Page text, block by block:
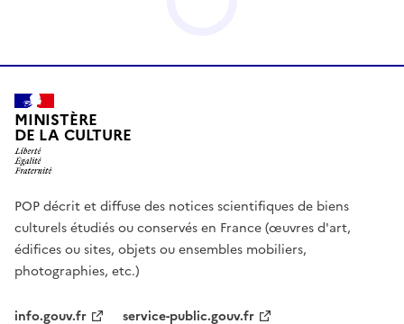
MINISTÈRE
DE LA CULTURE
POP décrit et diffuse des notices scientifiques de biens
culturels étudiés ou conservés en France (œuvres d'art,
édifices ou sites, objets ou ensembles mobiliers,
photographies, etc.)
info.gouv.fr service-public.gouv.fr